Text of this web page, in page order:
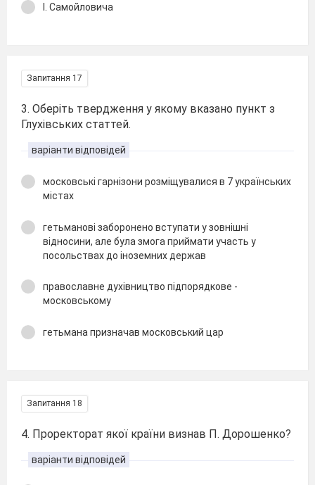
І. Самойловича
Запитання 17
3. Оберіть твердження у якому вказано пункт з
Глухівських статтей.
варіанти відповідей
московські гарнізони розміщувалися в 7 українських
містах
гетьманові заборонено вступати у зовнішні
відносини, але була змога приймати участь у
посольствах до іноземних держав
православне духівництво підпорядкове -
московському
гетьмана призначав московський цар
Запитання 18
4. Проректорат якої країни визнав П. Дорошенко?
варіанти відповідей